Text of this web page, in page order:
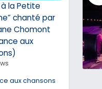
à la Petite
chanté par
Chomont
aux
aux chansons